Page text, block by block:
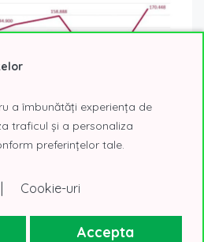
a îmbunătăți experiența de
traficul și a personaliza
preferințelor tale.
| Cookie-uri
Accepta